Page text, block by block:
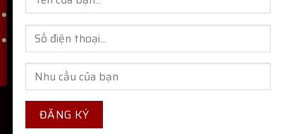
Email:thaocogroup@gmail.com
Website:banhtrungthungon.com